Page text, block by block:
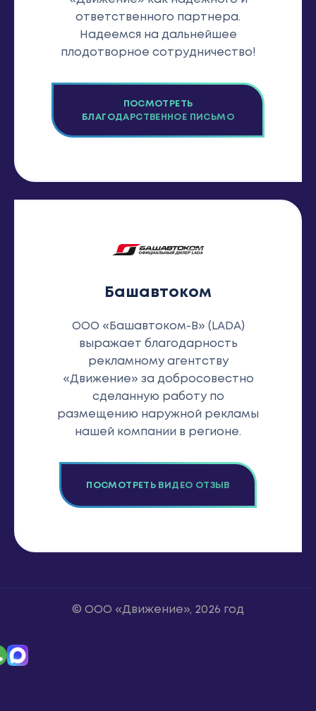
ответственного партнера.
Надеемся на дальнейшее
плодотворное сотрудничество!
ПОСМОТРЕТЬ
БЛАГОДАРСТВЕННОЕ ПИСЬМО
Башавтоком
ООО «Башавтоком-В» (LADA)
выражает благодарность
рекламному агентству
«Движение» за добросовестно
сделанную работу по
размещению наружной рекламы
нашей компании в регионе.
ПОСМОТРЕТЬ ВИДЕО ОТЗЫВ
© ООО «Движение», 2026 год